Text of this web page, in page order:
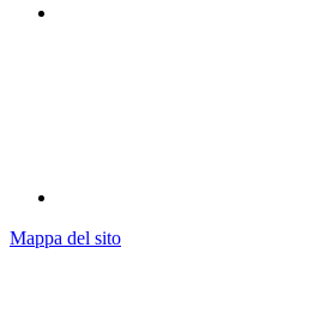
Mappa del sito